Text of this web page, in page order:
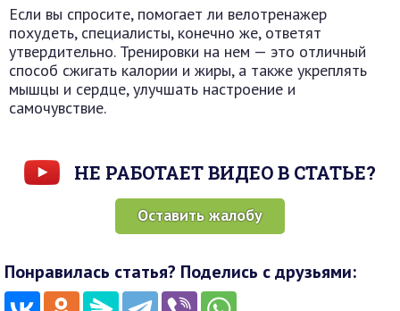
Если вы спросите, помогает ли велотренажер
похудеть, специалисты, конечно же, ответят
утвердительно. Тренировки на нем — это отличный
способ сжигать калории и жиры, а также укреплять
мышцы и сердце, улучшать настроение и
самочувствие.
НЕ РАБОТАЕТ ВИДЕО В СТАТЬЕ?
Оставить жалобу
Понравилась статья? Поделись с друзьями: